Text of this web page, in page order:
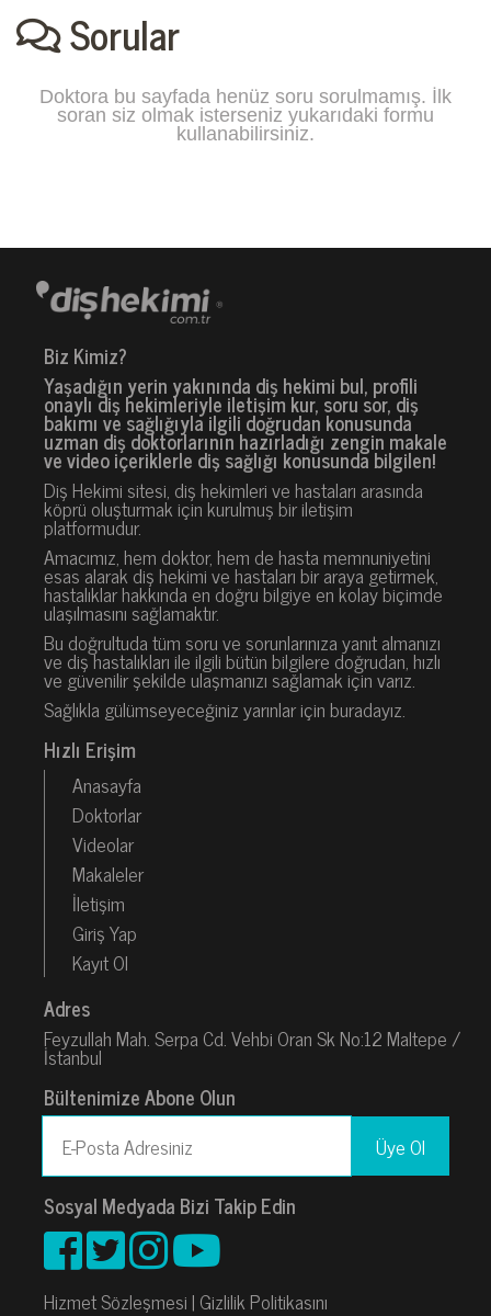
Sorular
Doktora bu sayfada henüz soru sorulmamış. İlk
soran siz olmak isterseniz yukarıdaki formu
kullanabilirsiniz.
Biz Kimiz?
Yaşadığın yerin yakınında diş hekimi bul, profili
onaylı diş hekimleriyle iletişim kur, soru sor, diş
bakımı ve sağlığıyla ilgili doğrudan konusunda
uzman diş doktorlarının hazırladığı zengin makale
ve video içeriklerle diş sağlığı konusunda bilgilen!
Diş Hekimi sitesi, diş hekimleri ve hastaları arasında
köprü oluşturmak için kurulmuş bir iletişim
platformudur.
Amacımız, hem doktor, hem de hasta memnuniyetini
esas alarak diş hekimi ve hastaları bir araya getirmek,
hastalıklar hakkında en doğru bilgiye en kolay biçimde
ulaşılmasını sağlamaktır.
Bu doğrultuda tüm soru ve sorunlarınıza yanıt almanızı
ve diş hastalıkları ile ilgili bütün bilgilere doğrudan, hızlı
ve güvenilir şekilde ulaşmanızı sağlamak için varız.
Sağlıkla gülümseyeceğiniz yarınlar için buradayız.
Hızlı Erişim
Anasayfa
Doktorlar
Videolar
Makaleler
İletişim
Giriş Yap
Kayıt Ol
Adres
Feyzullah Mah. Serpa Cd. Vehbi Oran Sk No:12 Maltepe /
İstanbul
Bültenimize Abone Olun
Sosyal Medyada Bizi Takip Edin
Hizmet Sözleşmesi | Gizlilik Politikasını